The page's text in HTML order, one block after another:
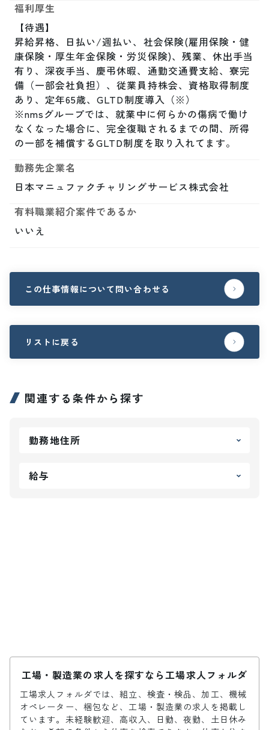
福利厚生
【待遇】
昇給昇格、日払い/週払い、社会保険(雇用保険・健
康保険・厚生年金保険・労災保険)、残業、休出手当
有り、深夜手当、慶弔休暇、通勤交通費支給、寮完
備（一部会社負担）、従業員持株会、資格取得制度
あり、定年65歳、GLTD制度導入（※）
※nmsグループでは、就業中に何らかの傷病で働け
なくなった場合に、完全復職されるまでの間、所得
の一部を補償するGLTD制度を取り入れてます。
勤務先企業名
日本マニュファクチャリングサービス株式会社
有料職業紹介案件であるか
いいえ
この仕事情報について問い合わせる
リストに戻る
関連する条件から探す
勤務地住所
給与
工場・製造業の求人を探すなら工場求人フォルダ
工場求人フォルダでは、組立、検査・検品、加工、機械
オペレーター、梱包など、工場・製造業の求人を掲載し
ています。未経験歓迎、高収入、日勤、夜勤、土日休み